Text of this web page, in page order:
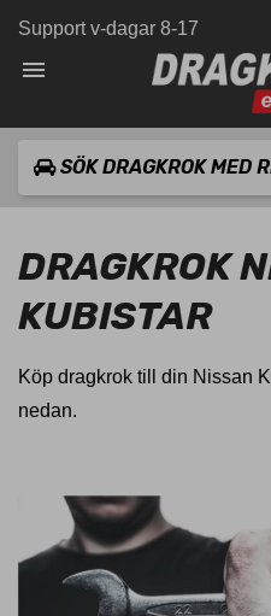
Support v-dagar 8-17

SÖK DRAGKROK MED
DRAGKROK
KUBISTAR
Köp dragkrok till din Nissan
nedan.